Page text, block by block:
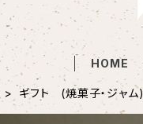
HOME
ギフト (焼菓子・ジャム)